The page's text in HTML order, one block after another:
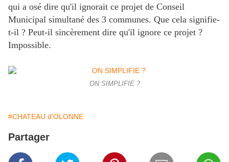
qui a osé dire qu'il ignorait ce projet de Conseil
Municipal simultané des 3 communes. Que cela signifie-
t-il ? Peut-il sincèrement dire qu'il ignore ce projet ?
Impossible.
ON SIMPLIFIE ?
#CHATEAU d'OLONNE
Partager